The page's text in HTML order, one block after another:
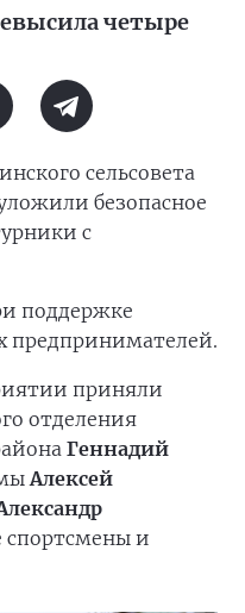
четыре
сельсовета
безопасное
с
поддержке
предпринимателей.
приняли
отделения
Геннадий
Алексей
спортсмены и